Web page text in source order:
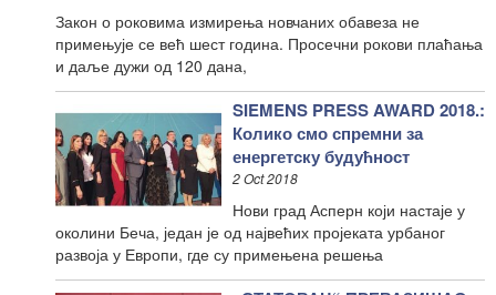
Закон о роковима измирења новчаних обавеза не
примењује се већ шест година. Просечни рокови плаћања
и даље дужи од 120 дана,
SIEMENS PRESS AWARD 2018.:
Колико смо спремни за
енергетску будућност
2 Oct 2018
Нови град Асперн који настаје у
околини Беча, један је од највећих пројеката урбаног
развоја у Европи, где су примењена решења